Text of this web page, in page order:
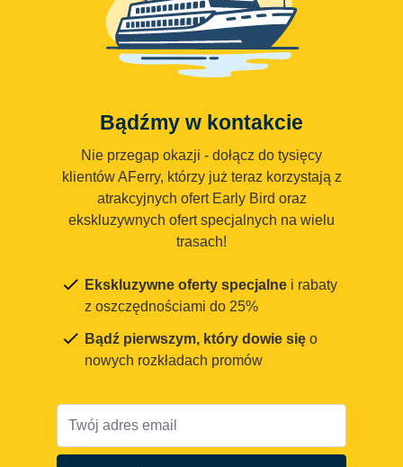
Bądźmy w kontakcie
Nie przegap okazji - dołącz do tysięcy
klientów AFerry, którzy już teraz korzystają z
atrakcyjnych ofert Early Bird oraz
ekskluzywnych ofert specjalnych na wielu
trasach!
Ekskluzywne oferty specjalne i rabaty
z oszczędnościami do 25%
Bądź pierwszym, który dowie się o
nowych rozkładach promów